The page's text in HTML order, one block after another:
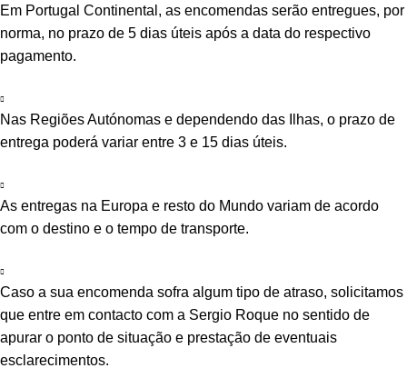
Em Portugal Continental, as encomendas serão entregues, por
norma, no prazo de 5 dias úteis após a data do respectivo
pagamento.
Nas Regiões Autónomas e dependendo das Ilhas, o prazo de
entrega poderá variar entre 3 e 15 dias úteis.
As entregas na Europa e resto do Mundo variam de acordo
com o destino e o tempo de transporte.
Caso a sua encomenda sofra algum tipo de atraso, solicitamos
que entre em contacto com a Sergio Roque no sentido de
apurar o ponto de situação e prestação de eventuais
esclarecimentos.